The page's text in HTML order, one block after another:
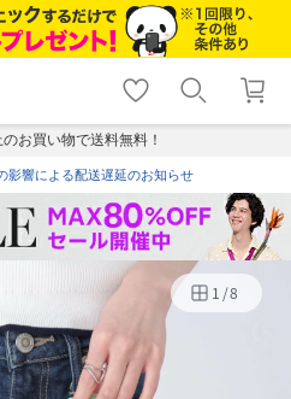
shopping_cart lock_outline
ログイン
お買い物で送料無料！
影響による配送遅延のお知らせ
1 /8